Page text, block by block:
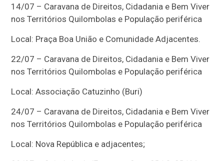
14/07 – Caravana de Direitos, Cidadania e Bem Viver
nos Territórios Quilombolas e População periférica
Local: Praça Boa União e Comunidade Adjacentes.
22/07 – Caravana de Direitos, Cidadania e Bem Viver
nos Territórios Quilombolas e População periférica
Local: Associação Catuzinho (Buri)
24/07 – Caravana de Direitos, Cidadania e Bem Viver
nos Territórios Quilombolas e População periférica
Local: Nova República e adjacentes;